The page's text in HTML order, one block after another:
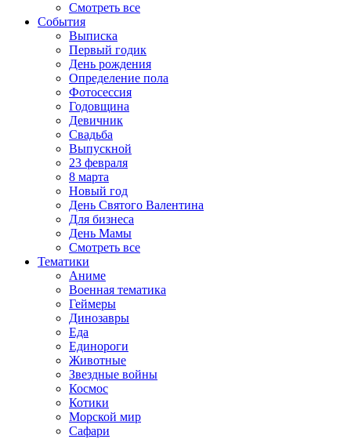
Смотреть все
События
Выписка
Первый годик
День рождения
Определение пола
Фотосессия
Годовщина
Девичник
Свадьба
Выпускной
23 февраля
8 марта
Новый год
День Святого Валентина
Для бизнеса
День Мамы
Смотреть все
Тематики
Аниме
Военная тематика
Геймеры
Динозавры
Еда
Единороги
Животные
Звездные войны
Космос
Котики
Морской мир
Сафари